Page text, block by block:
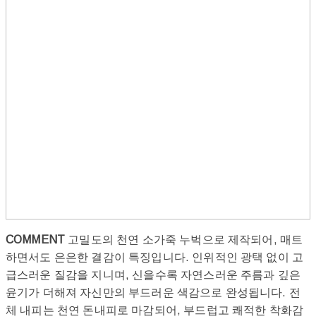
COMMENT 고밀도의 천연 소가죽 누벅으로 제작되어, 매트
하면서도 은은한 결감이 특징입니다. 인위적인 광택 없이 고
급스러운 질감을 지니며, 신을수록 자연스러운 주름과 깊은
윤기가 더해져 자신만의 부드러운 색감으로 완성됩니다. 전
체 내피는 천연 돈내피로 마감되어, 부드럽고 쾌적한 착화감